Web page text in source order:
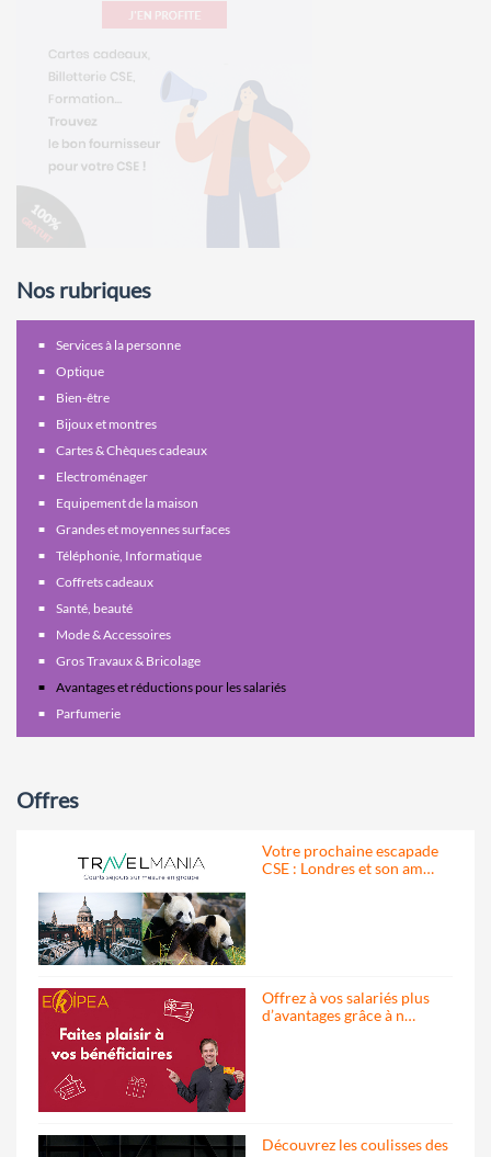
Nos rubriques
Services à la personne
Optique
Bien-être
Bijoux et montres
Cartes & Chèques cadeaux
Electroménager
Equipement de la maison
Grandes et moyennes surfaces
Téléphonie, Informatique
Coffrets cadeaux
Santé, beauté
Mode & Accessoires
Gros Travaux & Bricolage
Avantages et réductions pour les salariés
Parfumerie
Offres
Votre prochaine escapade
CSE : Londres et son am…
Offrez à vos salariés plus
d’avantages grâce à n…
Découvrez les coulisses des